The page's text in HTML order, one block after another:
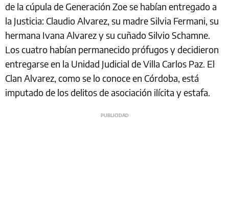
de la cúpula de Generación Zoe se habían entregado a
la Justicia: Claudio Alvarez, su madre Silvia Fermani, su
hermana Ivana Alvarez y su cuñado Silvio Schamne.
Los cuatro habían permanecido prófugos y decidieron
entregarse en la Unidad Judicial de Villa Carlos Paz. El
Clan Alvarez, como se lo conoce en Córdoba, está
imputado de los delitos de asociación ilícita y estafa.